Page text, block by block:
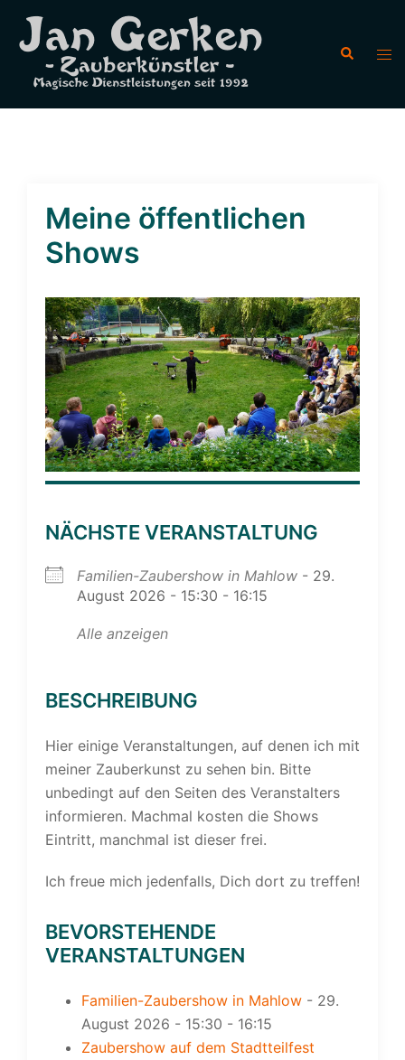
Meine öffentlichen
Shows
NÄCHSTE VERANSTALTUNG
Familien-Zaubershow in Mahlow - 29.
August 2026 - 15:30 - 16:15
Alle anzeigen
BESCHREIBUNG
Hier einige Veranstaltungen, auf denen ich mit
meiner Zauberkunst zu sehen bin. Bitte
unbedingt auf den Seiten des Veranstalters
informieren. Machmal kosten die Shows
Eintritt, manchmal ist dieser frei.
Ich freue mich jedenfalls, Dich dort zu treffen!
BEVORSTEHENDE
VERANSTALTUNGEN
Familien-Zaubershow in Mahlow - 29.
August 2026 - 15:30 - 16:15
Zaubershow auf dem Stadtteilfest